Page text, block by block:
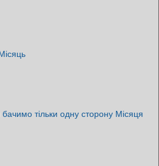
тільки одну сторону Місяця